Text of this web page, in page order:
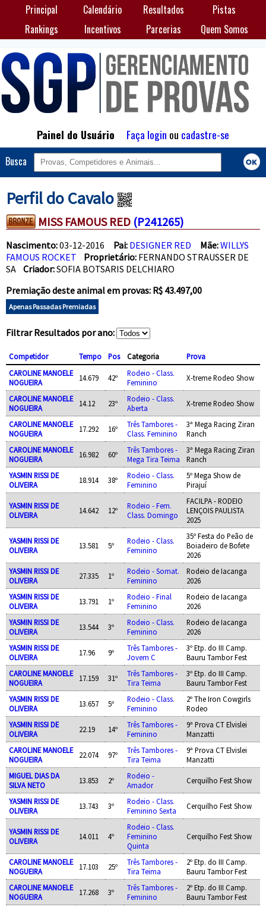
Principal Calendário Resultados
Pistas
Rankings
Incentivos Parcerias Quem Somos
Painel do Usuário Faça login ou cadastre-se
Busca
Perfil do Cavalo
MISS FAMOUS RED (P241265)
Nascimento:03-12-2016 Pai: DESIGNER RED Mãe:WILLYS
FAMOUS ROCKET
Proprietário: FERNANDO STRAUSSER DE
SA Criador:SOFIA BOTSARIS DELCHIARO
Premiação deste animal em provas: R$ 43.497,00
Apenas Passadas Premiadas
Filtrar Resultados por ano:
Competidor Tempo Pos Categoria
Prova
CAROLINE MANOELE
NOGUEIRA
14.679 42º
Rodeio - Class.
Feminino
X-treme Rodeo Show
CAROLINE MANOELE
NOGUEIRA
14.12 23º
Rodeio - Class.
Aberta
X-treme Rodeo Show
CAROLINE MANOELE
NOGUEIRA
17.292 16º
Três Tambores -
Class. Feminino
3ª Mega Racing Ziran
Ranch
CAROLINE MANOELE
NOGUEIRA
16.982 60º
Três Tambores -
Mega Tira Teima
3ª Mega Racing Ziran
Ranch
YASMIN RISSI DE
OLIVEIRA
18.914 38º
Rodeio - Class.
Feminino
5º Mega Show de
Pirajuí
YASMIN RISSI DE
OLIVEIRA
14.642 12º
Rodeio - Fem.
Class. Domingo
FACILPA - RODEIO
LENÇOIS PAULISTA
2025
YASMIN RISSI DE
OLIVEIRA
13.581 5º
Rodeio - Class.
Feminino
35º Festa do Peão de
Boiadeiro de Bofete
2026
YASMIN RISSI DE
OLIVEIRA
27.335 1º
Rodeio - Somat.
Feminino
Rodeio de Iacanga
2026
YASMIN RISSI DE
OLIVEIRA
13.791 1º
Rodeio - Final
Feminino
Rodeio de Iacanga
2026
YASMIN RISSI DE
OLIVEIRA
13.544 3º
Rodeio - Class.
Feminino
Rodeio de Iacanga
2026
YASMIN RISSI DE
OLIVEIRA
17.96 9º
Três Tambores -
Jovem C
3º Etp. do III Camp.
Bauru Tambor Fest
CAROLINE MANOELE
NOGUEIRA
17.159 31º
Três Tambores -
Tira Teima
3º Etp. do III Camp.
Bauru Tambor Fest
YASMIN RISSI DE
OLIVEIRA
13.657 5º
Rodeio - Class.
Feminino
2º The Iron Cowgirls
Rodeo
YASMIN RISSI DE
OLIVEIRA
22.19 14º
Três Tambores -
Feminino
9ª Prova CT Elvislei
Manzatti
CAROLINE MANOELE
NOGUEIRA
22.074 97º
Três Tambores -
Tira Teima
9ª Prova CT Elvislei
Manzatti
MIGUEL DIAS DA
SILVA NETO
13.853 2º
Rodeio -
Amador
Cerquilho Fest Show
YASMIN RISSI DE
OLIVEIRA
13.743 3º
Rodeio - Class.
Feminino Sexta
Cerquilho Fest Show
YASMIN RISSI DE
OLIVEIRA
14.011 4º
Rodeio - Class.
Feminino
Quinta
Cerquilho Fest Show
CAROLINE MANOELE
NOGUEIRA
17.103 25º
Três Tambores -
Tira Teima
2º Etp. do III Camp.
Bauru Tambor Fest
CAROLINE MANOELE
NOGUEIRA
17.268 3º
Três Tambores -
Feminino
2º Etp. do III Camp.
Bauru Tambor Fest